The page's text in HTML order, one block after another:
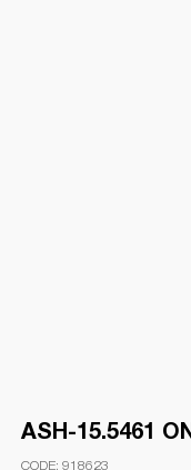
ASH-15.5461
918623